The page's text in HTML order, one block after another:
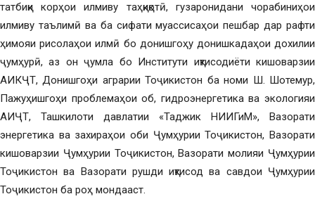
татбиқи корҳои илмиву таҳқиқотӣ, гузаронидани чорабиниҳои
илмиву таълимӣ ва ба сифати муассисаҳои пешбар дар рафти
ҳимояи рисолаҳои илмӣ бо донишгоҳу донишкадаҳои дохилии
ҷумҳурӣ, аз он ҷумла бо Институти иқтисодиёти кишоварзии
АИКҶТ, Донишгоҳи аграрии Тоҷикистон ба номи Ш. Шотемур,
Пажуҳишгоҳи проблемаҳои об, гидроэнергетика ва экологияи
АИҶТ, Ташкилоти давлатии «Таджик НИИГиМ», Вазорати
энергетика ва захираҳои оби Ҷумҳурии Тоҷикистон, Вазорати
кишоварзии Ҷумҳурии Тоҷикистон, Вазорати молияи Ҷумҳурии
Тоҷикистон ва Вазорати рушди иқтисод ва савдои Ҷумҳурии
Тоҷикистон ба роҳ мондааст.